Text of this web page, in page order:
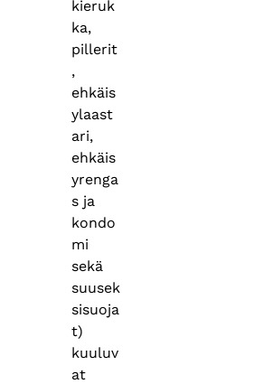
kieruk
ka,
pillerit
,
ehkäis
ylaast
ari,
ehkäis
yrenga
s ja
kondo
mi
sekä
suusek
sisuoja
t)
kuuluv
at